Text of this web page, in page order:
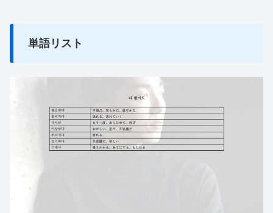
単語リスト